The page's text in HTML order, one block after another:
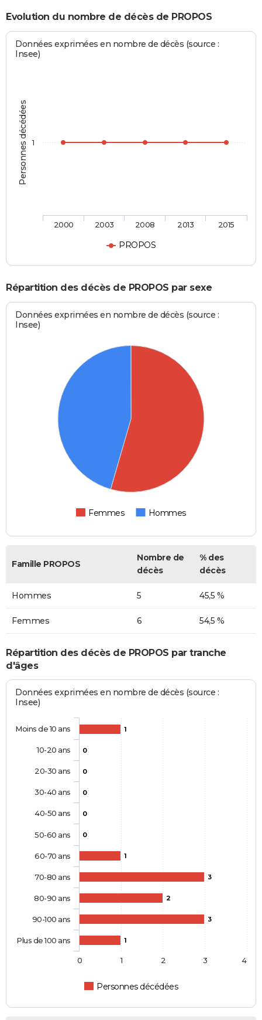
Evolution du nombre de décès de PROPOS
Personnes décédées
Données exprimées en nombre de décès (source :
Insee)
PROPOS
2000 2003 2008 2013 2015
1
Répartition des décès de PROPOS par sexe
Données exprimées en nombre de décès (source :
Insee)
Femmes Hommes
Famille PROPOS
Nombre de
décès
% des
décès
Hommes 5 45,5 %
Femmes 6 54,5 %
Répartition des décès de PROPOS par tranche
d'âges
Données exprimées en nombre de décès (source :
Insee)
1
0
0
0
0
0
1
3
2
3
1
Personnes décédées
Moins de 10 ans
10-20 ans
20-30 ans
30-40 ans
40-50 ans
50-60 ans
60-70 ans
70-80 ans
80-90 ans
90-100 ans
Plus de 100 ans
0 1 2 3 4